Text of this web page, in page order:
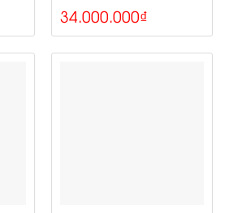
34.000.000₫